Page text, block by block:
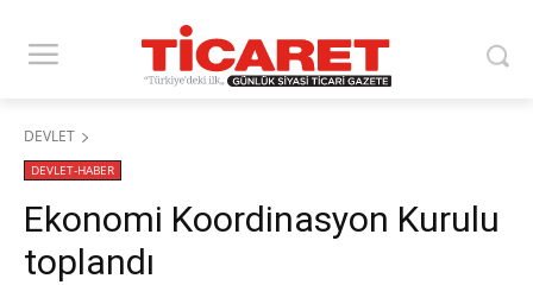
DEVLET
DEVLET-HABER
Ekonomi Koordinasyon Kurulu
toplandı